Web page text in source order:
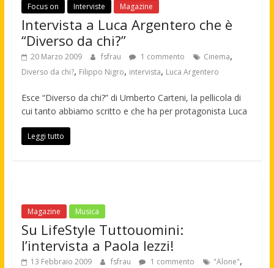
Focus on Interviste Magazine
Intervista a Luca Argentero che è
“Diverso da chi?”
20 Marzo 2009 fsfrau 1 commento Cinema,
Diverso da chi?, Filippo Nigro, intervista, Luca Argentero
Esce “Diverso da chi?” di Umberto Carteni, la pellicola di
cui tanto abbiamo scritto e che ha per protagonista Luca
Leggi tutto
Magazine Musica
Su LifeStyle Tuttouomini:
l’intervista a Paola Iezzi!
13 Febbraio 2009 fsfrau 1 commento "Alone",